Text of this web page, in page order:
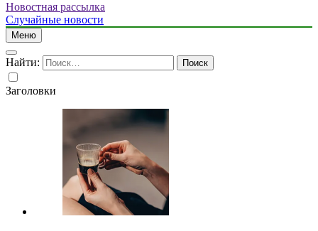
Новостная рассылка
Случайные новости
Меню
Найти:
Заголовки